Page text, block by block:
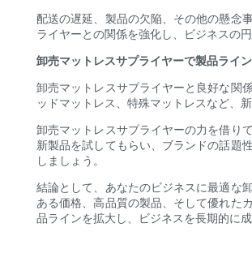
配送の遅延、製品の欠陥、その他の懸念
ライヤーとの関係を強化し、ビジネスの
卸売マットレスサプライヤーで製品ライ
卸売マットレスサプライヤーと良好な関
ッドマットレス、特殊マットレスなど、
卸売マットレスサプライヤーの力を借り
新製品を試してもらい、ブランドの話題
しましょう。
結論として、あなたのビジネスに最適な
ある価格、高品質の製品、そして優れた
品ラインを拡大し、ビジネスを長期的に